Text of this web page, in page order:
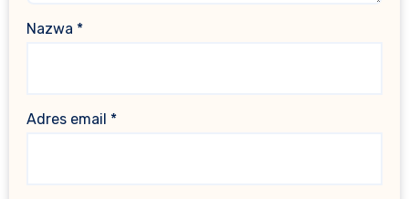
Nazwa *
Adres email *